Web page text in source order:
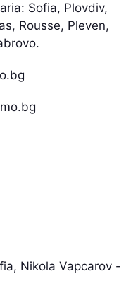
Sofia, Plovdiv,
Rousse, Pleven,
Nikola Vapcarov -